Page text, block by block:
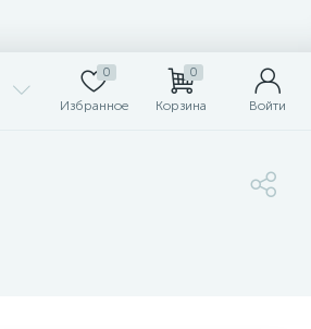
0
Избранное
0
Корзина Войти